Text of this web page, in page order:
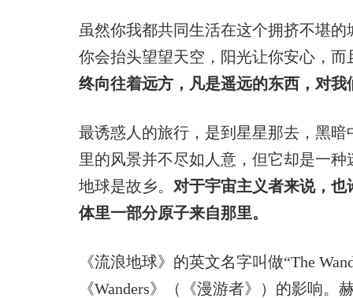
虽然你我都共同生活在这个拥挤不堪
你会抬头望望天空，阳光让你安心，
终向往着远方，凡是遥远的东西，对
最诱惑人的旅行，是到星星那去，黑
里的风景并不尽如人意，但它却是一
地球是故乡。 对于宇宙主义者来说，
体里一部分原子来自那里。
《流浪地球》的英文名字叫做“The
《Wanders》（《漫游者》）的影响